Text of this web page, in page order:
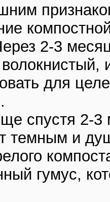
2-3
для
спустя 2-
темным и
гумус,